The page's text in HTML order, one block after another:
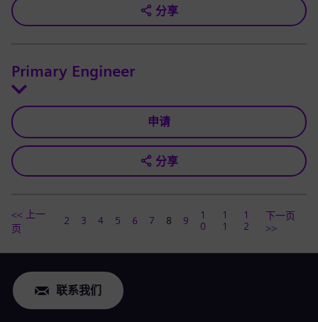
分享
Primary Engineer
申请
分享
<< 上一
页
2 3 4 5 6 7 8 9
1
0
1
1
1
2
下一页
>>
联系我们